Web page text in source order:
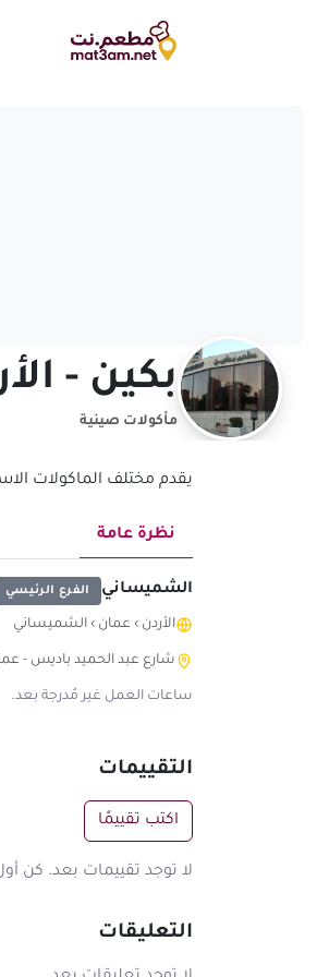
بكين -
مأكولات صينية
يقدم مختلف الماكولات
نظرة عامة
الشميساني الفرع الرئيسي
الأردن › عمان › الشميساني
شارع عبد الحميد باديس - عمارة 3 بجانب فندق
ساعات العمل غير مُدرجة بعد.
التقييمات
اكتب تقييمًا
لا توجد تقييمات بعد. كن
التعليقات